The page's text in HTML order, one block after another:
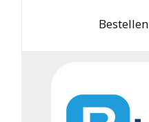
Bestellen